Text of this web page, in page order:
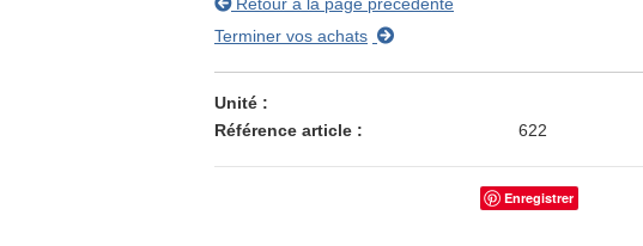
Terminer vos achats
Unité
Référence article
622
Enregistrer